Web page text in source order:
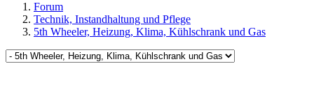
Forum
Technik, Instandhaltung und Pflege
5th Wheeler, Heizung, Klima, Kühlschrank und Gas